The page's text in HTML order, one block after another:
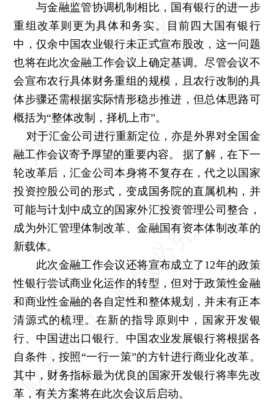
与金融监管协调机制相比，国有银行的进一步
重组改革则更为具体和务实。目前四大国有银行
中，仅余中国农业银行未正式宣布股改，这一问题
也将在此次金融工作会议上确定基调。尽管会议不
会宣布农行具体财务重组的规模，且农行改制的具
体步骤还需根据实际情形稳步推进，但总体思路可
概括为“整体改制，择机上市”。
对于汇金公司进行重新定位，亦是外界对全国金
融工作会议寄予厚望的重要内容。 据了解，在下一
轮改革后，汇金公司本身将不复存在，代之以国家
投资控股公司的形式，变成国务院的直属机构，并
可能与计划中成立的国家外汇投资管理公司整合，
成为外汇管理体制改革、金融国有资本体制改革的
新载体。
此次金融工作会议还将宣布成立了12年的政策
性银行尝试商业化运作的转型，但对于政策性金融
和商业性金融的各自定性和整体规划，并未有正本
清源式的梳理。在新的指导原则中，国家开发银
行、中国进出口银行、中国农业发展银行将根据各
自条件，按照“一行一策”的方针进行商业化改革。
其中，财务指标最为优良的国家开发银行将率先改
革，有关方案将在此次会议后启动。